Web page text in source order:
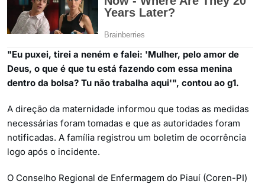
"Eu puxei, tirei a neném e falei: 'Mulher, pelo amor de
Deus, o que é que tu está fazendo com essa menina
dentro da bolsa? Tu não trabalha aqui'", contou ao g1.
A direção da maternidade informou que todas as medidas
necessárias foram tomadas e que as autoridades foram
notificadas. A família registrou um boletim de ocorrência
logo após o incidente.
O Conselho Regional de Enfermagem do Piauí (Coren-PI)